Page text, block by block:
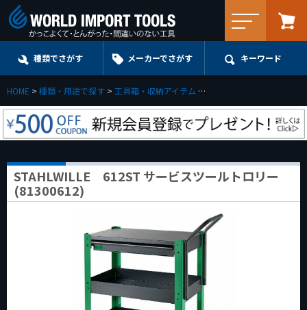
種類でさがす メーカーでさがす キーワード
HOME 種類・用途で探す 工具箱・収納アイテム
STAHLWILLE 612ST サービスツールトロリー
(81300612)